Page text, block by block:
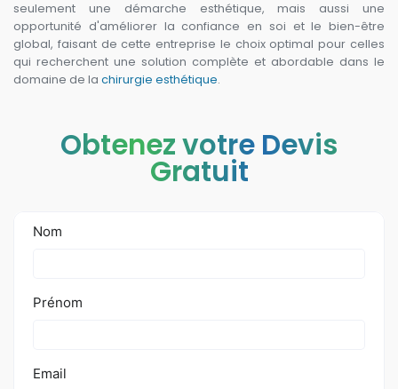
seulement une démarche esthétique, mais aussi une
opportunité d'améliorer la confiance en soi et le bien-être
global, faisant de cette entreprise le choix optimal pour celles
qui recherchent une solution complète et abordable dans le
domaine de la chirurgie esthétique.
Obtenez votre Devis
Gratuit